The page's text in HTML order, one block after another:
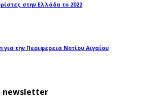
στην Ελλάδα το 2022
την Περιφέρεια Νοτίου Αιγαίου
newsletter